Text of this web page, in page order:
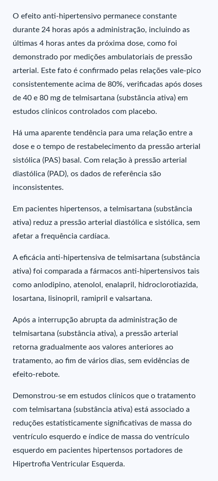
O efeito anti-hipertensivo permanece constante
durante 24 horas após a administração, incluindo as
últimas 4 horas antes da próxima dose, como foi
demonstrado por medições ambulatoriais de pressão
arterial. Este fato é confirmado pelas relações vale-pico
consistentemente acima de 80%, verificadas após doses
de 40 e 80 mg de telmisartana (substância ativa) em
estudos clínicos controlados com placebo.
Há uma aparente tendência para uma relação entre a
dose e o tempo de restabelecimento da pressão arterial
sistólica (PAS) basal. Com relação à pressão arterial
diastólica (PAD), os dados de referência são
inconsistentes.
Em pacientes hipertensos, a telmisartana (substância
ativa) reduz a pressão arterial diastólica e sistólica, sem
afetar a frequência cardíaca.
A eficácia anti-hipertensiva de telmisartana (substância
ativa) foi comparada a fármacos anti-hipertensivos tais
como anlodipino, atenolol, enalapril, hidroclorotiazida,
losartana, lisinopril, ramipril e valsartana.
Após a interrupção abrupta da administração de
telmisartana (substância ativa), a pressão arterial
retorna gradualmente aos valores anteriores ao
tratamento, ao fim de vários dias, sem evidências de
efeito-rebote.
Demonstrou-se em estudos clínicos que o tratamento
com telmisartana (substância ativa) está associado a
reduções estatisticamente significativas de massa do
ventrículo esquerdo e índice de massa do ventrículo
esquerdo em pacientes hipertensos portadores de
Hipertrofia Ventricular Esquerda.